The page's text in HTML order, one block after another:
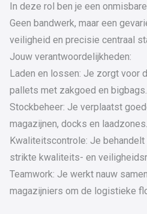
In deze rol ben je een
Geen bandwerk, maar een
veiligheid en precisie centraal
Jouw verantwoordelijkheden:
Laden en lossen: Je zorgt voor
pallets met zakgoed en bigbags.
Stockbeheer: Je verplaatst
magazijnen, docks en laadzones.
Kwaliteitscontrole: Je
strikte kwaliteits- en
Teamwork: Je werkt nauw
magazijniers om de logistieke